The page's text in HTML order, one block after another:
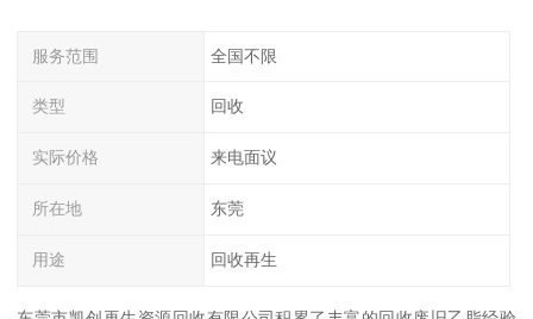
服务范围 全国不限
类型 回收
实际价格 来电面议
所在地 东莞
用途 回收再生